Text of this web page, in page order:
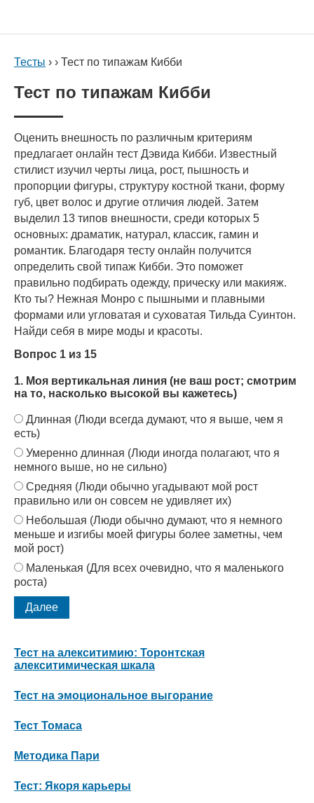
Тесты › › Тест по типажам Кибби
Тест по типажам Кибби
Оценить внешность по различным критериям
предлагает онлайн тест Дэвида Кибби. Известный
стилист изучил черты лица, рост, пышность и
пропорции фигуры, структуру костной ткани, форму
губ, цвет волос и другие отличия людей. Затем
выделил 13 типов внешности, среди которых 5
основных: драматик, натурал, классик, гамин и
романтик. Благодаря тесту онлайн получится
определить свой типаж Кибби. Это поможет
правильно подбирать одежду, прическу или макияж.
Кто ты? Нежная Монро с пышными и плавными
формами или угловатая и суховатая Тильда Суинтон.
Найди себя в мире моды и красоты.
Вопрос 1 из 15
1. Моя вертикальная линия (не ваш рост; смотрим
на то, насколько высокой вы кажетесь)
Длинная (Люди всегда думают, что я выше, чем я
есть)
Умеренно длинная (Люди иногда полагают, что я
немного выше, но не сильно)
Средняя (Люди обычно угадывают мой рост
правильно или он совсем не удивляет их)
Небольшая (Люди обычно думают, что я немного
меньше и изгибы моей фигуры более заметны, чем
мой рост)
Маленькая (Для всех очевидно, что я маленького
роста)
Тест на алекситимию: Торонтская
алекситимическая шкала
Тест на эмоциональное выгорание
Тест Томаса
Методика Пари
Тест: Якоря карьеры